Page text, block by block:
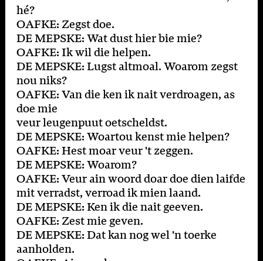
hé?
OAFKE: Zegst doe.
DE MEPSKE: Wat dust hier bie mie?
OAFKE: Ik wil die helpen.
DE MEPSKE: Lugst altmoal. Woarom zegst
nou niks?
OAFKE: Van die ken ik nait verdroagen, as
doe mie
veur leugenpuut oetscheldst.
DE MEPSKE: Woartou kenst mie helpen?
OAFKE: Hest moar veur 't zeggen.
DE MEPSKE: Woarom?
OAFKE: Veur ain woord doar doe dien laifde
mit verradst, verroad ik mien laand.
DE MEPSKE: Ken ik die nait geeven.
OAFKE: Zest mie geven.
DE MEPSKE: Dat kan nog wel 'n toerke
aanholden.